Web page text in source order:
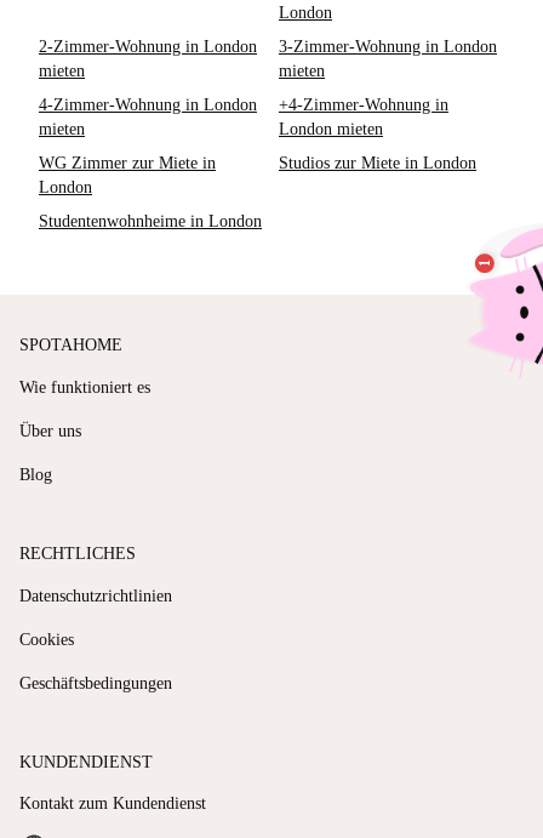
London
2-Zimmer-Wohnung in London
mieten
3-Zimmer-Wohnung in London
mieten
4-Zimmer-Wohnung in London
mieten
+4-Zimmer-Wohnung in
London mieten
WG Zimmer zur Miete in
London
Studios zur Miete in London
Studentenwohnheime in London
SPOTAHOME
Wie funktioniert es
Über uns
Blog
RECHTLICHES
Datenschutzrichtlinien
Cookies
Geschäftsbedingungen
KUNDENDIENST
Kontakt zum Kundendienst